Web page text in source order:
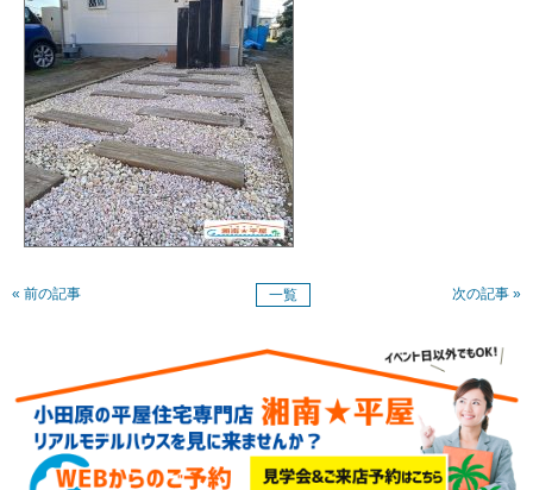
« 前の記事 一覧 次の記事 »